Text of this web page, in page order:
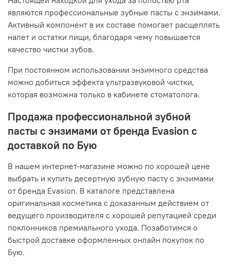
являются профессиональные зубные пасты с энзимами.
Активный компонент в их составе помогает расщеплять
налет и остатки пищи, благодаря чему повышается
качество чистки зубов.
При постоянном использовании энзимного средства
можно добиться эффекта ультразвуковой чистки,
которая возможна только в кабинете стоматолога.
Продажа профессиональной зубной
пасты с энзимами от бренда Evasion с
доставкой по Бую
В нашем интернет-магазине можно по хорошей цене
выбрать и купить десертную зубную пасту с энзимами
от бренда Evasion. В каталоге представлена
оригинальная косметика с доказанным действием от
ведущего производителя с хорошей репутацией среди
поклонников премиального ухода. Позаботимся о
быстрой доставке оформленных онлайн покупок по
Бую.